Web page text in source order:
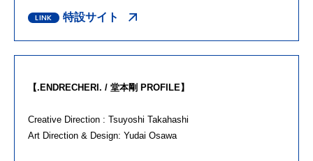
特設サイト
【.ENDRECHERI. / 堂本剛 PROFILE】
Creative Direction : Tsuyoshi Takahashi
Art Direction & Design: Yudai Osawa